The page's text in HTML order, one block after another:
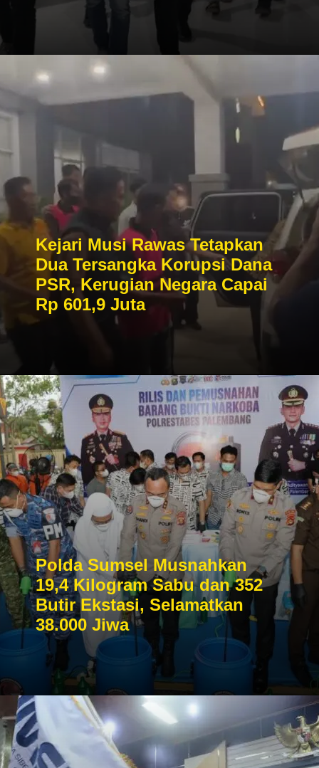
Kejari Musi Rawas Tetapkan
Dua Tersangka Korupsi Dana
PSR, Kerugian Negara Capai
Rp 601,9 Juta
Polda Sumsel Musnahkan
19,4 Kilogram Sabu dan 352
Butir Ekstasi, Selamatkan
38.000 Jiwa